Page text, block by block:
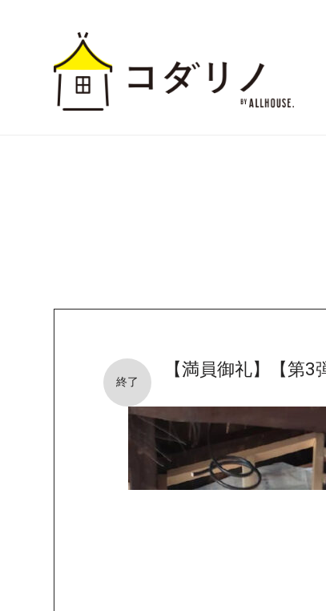
終了
【満員御礼】【第